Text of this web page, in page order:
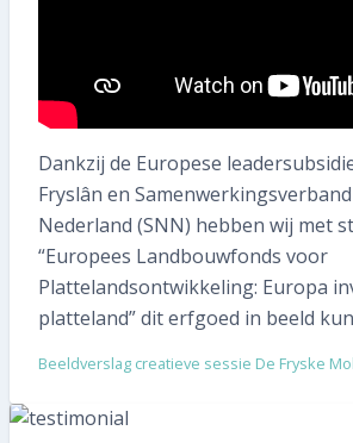
Dankzij de Europese
Fryslân en
Nederland (SNN) hebben wij met
“Europees Landbouwfonds voor
Plattelandsontwikkeling: Europa
platteland” dit erfgoed in beeld
Beeldverslag creatieve sessie De Fryske